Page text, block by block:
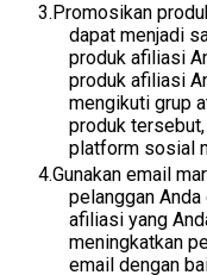
Promosikan
dapat menjadi
produk afiliasi
produk afiliasi
mengikuti grup
produk
platform sosial
Gunakan email
pelanggan
afiliasi yang
meningkatkan
email dengan